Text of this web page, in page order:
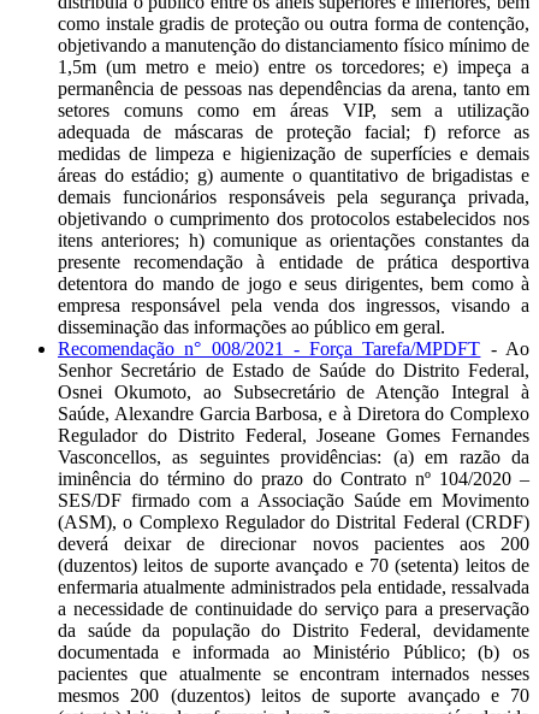
como instale gradis de proteção ou outra forma de contenção,
objetivando a manutenção do distanciamento físico mínimo de
1,5m (um metro e meio) entre os torcedores; e) impeça a
permanência de pessoas nas dependências da arena, tanto em
setores comuns como em áreas VIP, sem a utilização
adequada de máscaras de proteção facial; f) reforce as
medidas de limpeza e higienização de superfícies e demais
áreas do estádio; g) aumente o quantitativo de brigadistas e
demais funcionários responsáveis pela segurança privada,
objetivando o cumprimento dos protocolos estabelecidos nos
itens anteriores; h) comunique as orientações constantes da
presente recomendação à entidade de prática desportiva
detentora do mando de jogo e seus dirigentes, bem como à
empresa responsável pela venda dos ingressos, visando a
disseminação das informações ao público em geral.
Recomendação n° 008/2021 - Força Tarefa/MPDFT - Ao
Senhor Secretário de Estado de Saúde do Distrito Federal,
Osnei Okumoto, ao Subsecretário de Atenção Integral à
Saúde, Alexandre Garcia Barbosa, e à Diretora do Complexo
Regulador do Distrito Federal, Joseane Gomes Fernandes
Vasconcellos, as seguintes providências: (a) em razão da
iminência do término do prazo do Contrato nº 104/2020 –
SES/DF firmado com a Associação Saúde em Movimento
(ASM), o Complexo Regulador do Distrital Federal (CRDF)
deverá deixar de direcionar novos pacientes aos 200
(duzentos) leitos de suporte avançado e 70 (setenta) leitos de
enfermaria atualmente administrados pela entidade, ressalvada
a necessidade de continuidade do serviço para a preservação
da saúde da população do Distrito Federal, devidamente
documentada e informada ao Ministério Público; (b) os
pacientes que atualmente se encontram internados nesses
mesmos 200 (duzentos) leitos de suporte avançado e 70